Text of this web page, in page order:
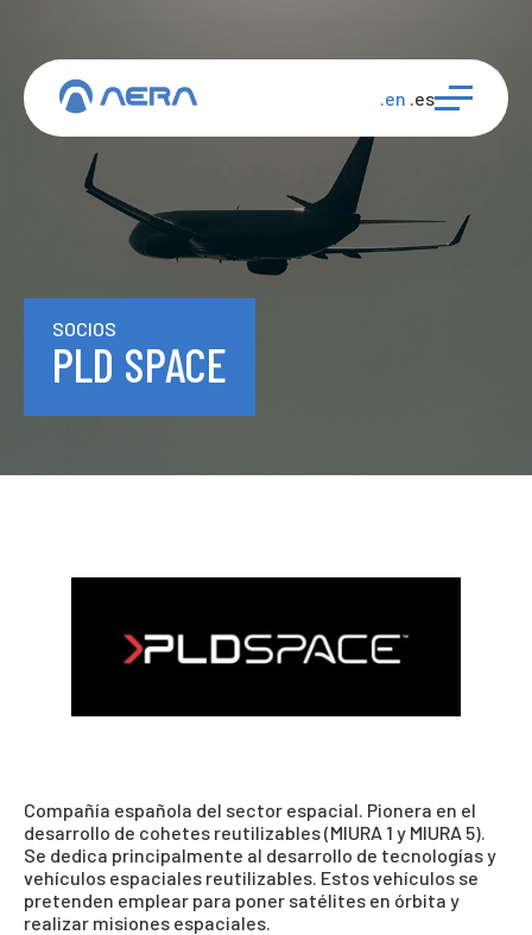
.en .es
SOCIOS
PLD SPACE
Compañía española del sector espacial. Pionera en el
desarrollo de cohetes reutilizables (MIURA 1 y MIURA 5).
Se dedica principalmente al desarrollo de tecnologías y
vehículos espaciales reutilizables. Estos vehículos se
pretenden emplear para poner satélites en órbita y
realizar misiones espaciales.